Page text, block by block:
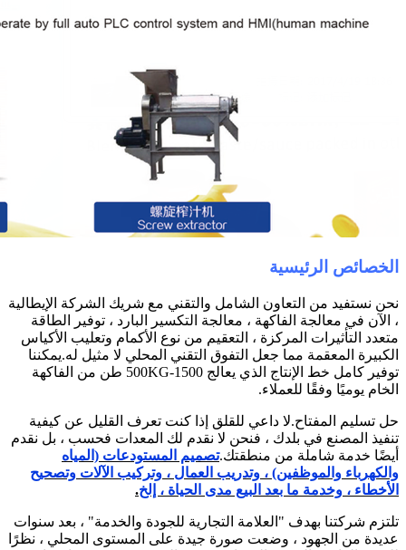
الخصائص الرئيسية
نحن نستفيد من التعاون الشامل والتقني مع شريك الشركة الإيطالية
، الآن في معالجة الفاكهة ، معالجة التكسير البارد ، توفير الطاقة
متعدد التأثيرات المركزة ، التعقيم من نوع الأكمام وتعليب الأكياس
الكبيرة المعقمة مما جعل التفوق التقني المحلي لا مثيل له.يمكننا
توفير كامل خط الإنتاج الذي يعالج 500KG-1500 طن من الفاكهة
الخام يوميًا وفقًا للعملاء.
حل تسليم المفتاح.لا داعي للقلق إذا كنت تعرف القليل عن كيفية
تنفيذ المصنع في بلدك ، فنحن لا نقدم لك المعدات فحسب ، بل نقدم
أيضًا خدمة شاملة من منطقتك.تصميم المستودعات (المياه
والكهرباء والموظفين) ، وتدريب العمال ، وتركيب الآلات وتصحيح
الأخطاء ، وخدمة ما بعد البيع مدى الحياة ، إلخ.
تلتزم شركتنا بهدف "العلامة التجارية للجودة والخدمة" ، بعد سنوات
عديدة من الجهود ، وضعت صورة جيدة على المستوى المحلي ، نظرًا